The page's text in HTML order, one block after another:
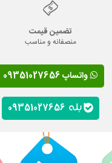
تضمین قیمت
منصفانه و مناسب
واتساپ 09351027656